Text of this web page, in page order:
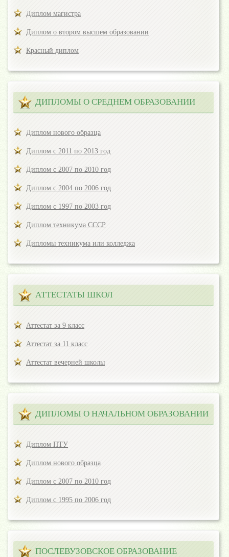
Диплом магистра
Диплом о втором высшем образовании
Красный диплом
ДИПЛОМЫ О СРЕДНЕМ ОБРАЗОВАНИИ
Диплом нового образца
Диплом с 2011 по 2013 год
Диплом с 2007 по 2010 год
Диплом с 2004 по 2006 год
Диплом с 1997 по 2003 год
Диплом техникума СССР
Дипломы техникума или колледжа
АТТЕСТАТЫ ШКОЛ
Аттестат за 9 класс
Аттестат за 11 класс
Аттестат вечерней школы
ДИПЛОМЫ О НАЧАЛЬНОМ ОБРАЗОВАНИИ
Диплом ПТУ
Диплом нового образца
Диплом с 2007 по 2010 год
Диплом с 1995 по 2006 год
ПОСЛЕВУЗОВСКОЕ ОБРАЗОВАНИЕ